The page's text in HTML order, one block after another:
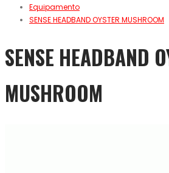
Equipamento
SENSE HEADBAND OYSTER MUSHROOM
SENSE HEADBAND
MUSHROOM